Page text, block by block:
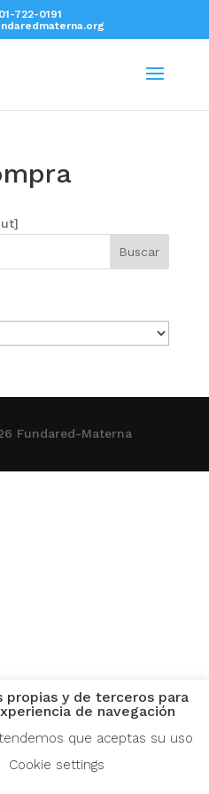
722-0191
Fundared-Materna
y de terceros para
de navegación
que aceptas su uso
Cookie settings